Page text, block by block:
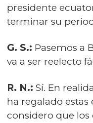
presidente
terminar su
G. S.: Pasemos a
va a ser reelecto
R. N.: Sí. En
ha regalado estas
considero que